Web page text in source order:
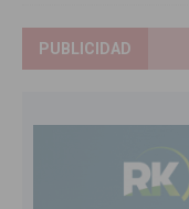
PUBLICIDAD